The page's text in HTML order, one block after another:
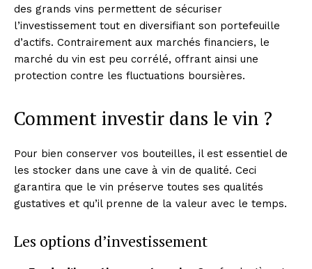
des grands vins permettent de sécuriser
l’investissement tout en diversifiant son portefeuille
d’actifs. Contrairement aux marchés financiers, le
marché du vin est peu corrélé, offrant ainsi une
protection contre les fluctuations boursières.
Comment investir dans le vin ?
Pour bien conserver vos bouteilles, il est essentiel de
les stocker dans une cave à vin de qualité. Ceci
garantira que le vin préserve toutes ses qualités
gustatives et qu’il prenne de la valeur avec le temps.
Les options d’investissement